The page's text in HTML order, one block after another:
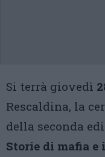
Si terrà giovedì
Rescaldina, la
della seconda
Storie di mafia e